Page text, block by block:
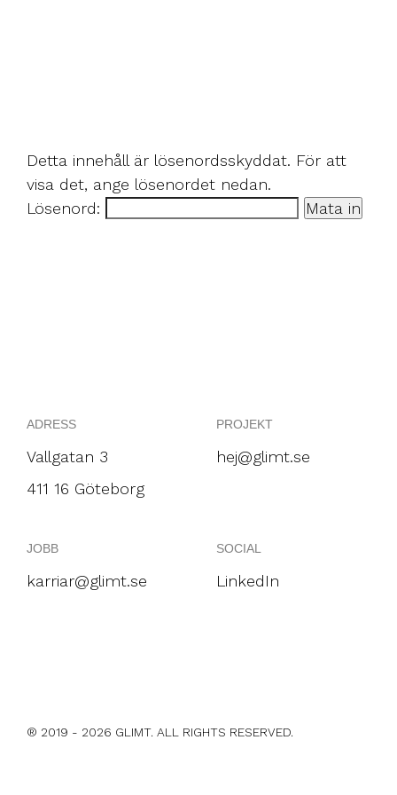
Detta innehåll är lösenordsskyddat. För att
visa det, ange lösenordet nedan.
Lösenord:
® 2019 - 2026 GLIMT. ALL RIGHTS RESERVED.
ADRESS
Vallgatan 3
411 16 Göteborg
PROJEKT
hej@glimt.se
JOBB
karriar@glimt.se
SOCIAL
LinkedIn